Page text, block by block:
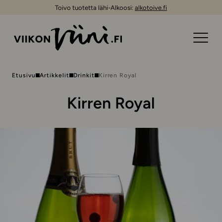
Toivo tuotetta lähi-Alkoosi: alkotoive.fi
Etusivu Artikkelit Drinkit Kirren Royal
Kirren Royal